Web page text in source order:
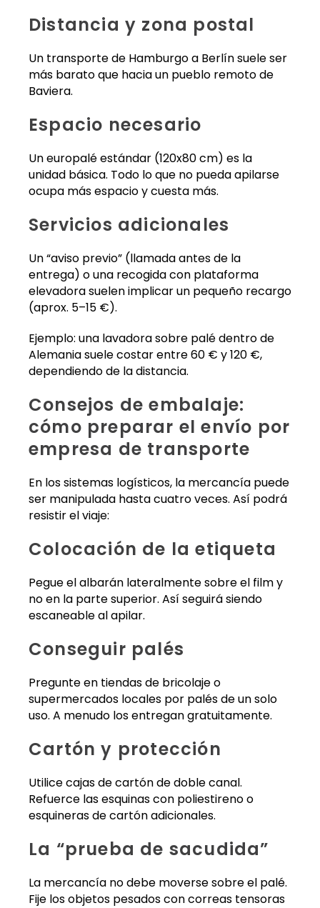
Distancia y zona postal
Un transporte de Hamburgo a Berlín suele ser
más barato que hacia un pueblo remoto de
Baviera.
Espacio necesario
Un europalé estándar (120x80 cm) es la
unidad básica. Todo lo que no pueda apilarse
ocupa más espacio y cuesta más.
Servicios adicionales
Un “aviso previo” (llamada antes de la
entrega) o una recogida con plataforma
elevadora suelen implicar un pequeño recargo
(aprox. 5–15 €).
Ejemplo: una lavadora sobre palé dentro de
Alemania suele costar entre 60 € y 120 €,
dependiendo de la distancia.
Consejos de embalaje:
cómo preparar el envío por
empresa de transporte
En los sistemas logísticos, la mercancía puede
ser manipulada hasta cuatro veces. Así podrá
resistir el viaje:
Colocación de la etiqueta
Pegue el albarán lateralmente sobre el film y
no en la parte superior. Así seguirá siendo
escaneable al apilar.
Conseguir palés
Pregunte en tiendas de bricolaje o
supermercados locales por palés de un solo
uso. A menudo los entregan gratuitamente.
Cartón y protección
Utilice cajas de cartón de doble canal.
Refuerce las esquinas con poliestireno o
esquineras de cartón adicionales.
La “prueba de sacudida”
La mercancía no debe moverse sobre el palé.
Fije los objetos pesados con correas tensoras